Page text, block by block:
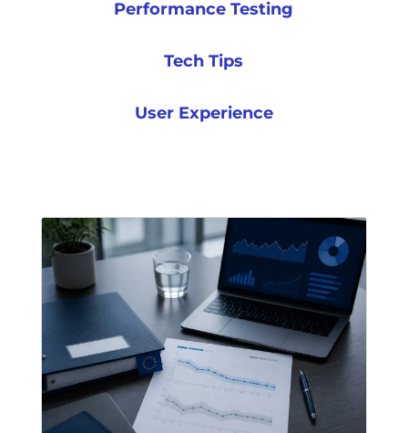
Performance Testing
Tech Tips
User Experience